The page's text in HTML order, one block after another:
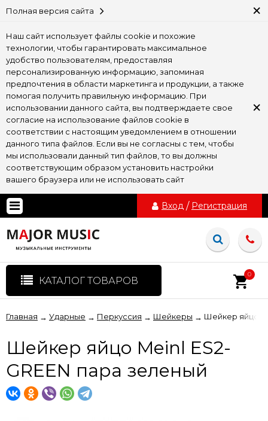
Полная версия сайта ×
Наш сайт использует файлы cookie и похожие
технологии, чтобы гарантировать максимальное
удобство пользователям, предоставляя
персонализированную информацию, запоминая
предпочтения в области маркетинга и продукции, а также
помогая получить правильную информацию. При
использовании данного сайта, вы подтверждаете свое
согласие на использование файлов cookie в
соответствии с настоящим уведомлением в отношении
данного типа файлов. Если вы не согласны с тем, чтобы
мы использовали данный тип файлов, то вы должны
соответствующим образом установить настройки
вашего браузера или не использовать сайт
×
Вход / Регистрация
КАТАЛОГ ТОВАРОВ
0
Главная → Ударные → Перкуссия → Шейкеры → Шейкер яйцо
Шейкер яйцо Meinl ES2-
GREEN пара зеленый